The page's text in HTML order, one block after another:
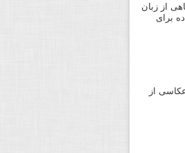
از زبان
ساده برای
از